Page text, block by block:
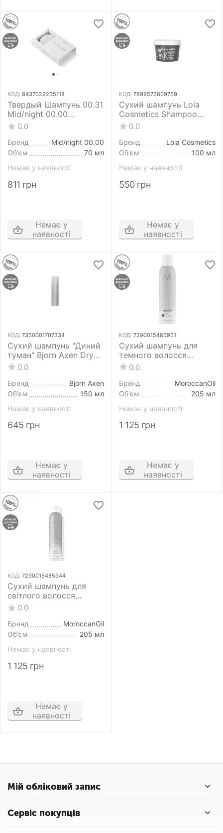
КОД: 8437022255118
Твердый Шампунь 00.31
Mid/night 00.00
Shampoo Bar 00.31 70 г
0.0
Бренд
Mid/night 00.00
Об'єм
70 мл
Немає у наявності
811 грн
Немає у
наявності
КОД: 7899572809769
Сухий шампунь Lola
Cosmetics Shampoo
Solido Morte Subita 100
мл
0.0
Бренд
Lola Cosmetics
Об'єм
100 мл
Немає у наявності
550 грн
Немає у
наявності
КОД: 7350001707334
Сухий шампунь "Диний
туман" Bjorn Axen Dry
Shampoo Melon Mist For
Fresh Clean Hair 150 мл
0.0
Бренд
Bjorn Axen
Об'єм
150 мл
Немає у наявності
645 грн
Немає у
наявності
КОД: 7290015485951
Сухий шампунь для
темного волосся
Moroccanoil Dry
Shampoo Dark Tones
205 мл
0.0
Бренд
MoroccanOil
Об'єм
205 мл
Немає у наявності
1 125 грн
Немає у
наявності
КОД: 7290015485944
Сухий шампунь для
світлого волосся
Moroccanoil Dry
Shampoo Light Tones
205 мл
0.0
Бренд
MoroccanOil
Об'єм
205 мл
Немає у наявності
1 125 грн
Немає у
наявності
Мій обліковий запис
Сервіс покупців